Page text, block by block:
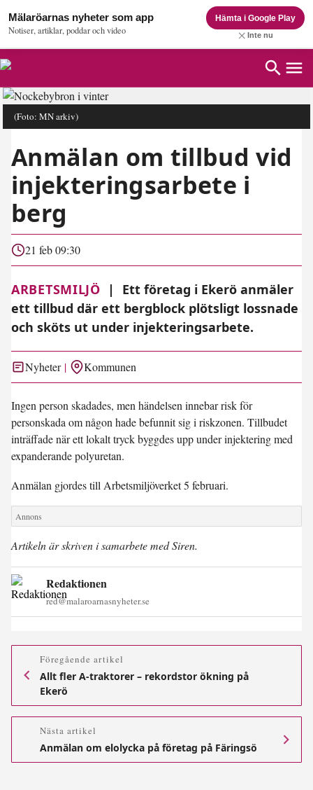
Mälaröarnas nyheter som app
Notiser, artiklar, poddar och video
Hämta i Google Play
Inte nu
(Foto: MN arkiv)
Anmälan om tillbud vid
injekteringsarbete i
berg
21 feb 09:30
ARBETSMILJÖ |
Ett företag i Ekerö anmäler
ett tillbud där ett bergblock plötsligt lossnade
och sköts ut under injekteringsarbete.
Nyheter Kommunen
Ingen person skadades, men händelsen innebar risk för
personskada om någon hade befunnit sig i riskzonen. Tillbudet
inträffade när ett lokalt tryck byggdes upp under injektering med
expanderande polyuretan.
Anmälan gjordes till Arbetsmiljöverket 5 februari.
Artikeln är skriven i samarbete med Siren.
Redaktionen
red@malaroarnasnyheter.se
Föregående artikel
Allt fler A-traktorer – rekordstor ökning på
Ekerö
Nästa artikel
Anmälan om elolycka på företag på Färingsö